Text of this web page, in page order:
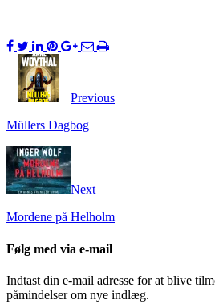
Previous
Müllers Dagbog
Next
Mordene på Helholm
Følg med via e-mail
Indtast din e-mail adresse for at blive
påmindelser om nye indlæg.